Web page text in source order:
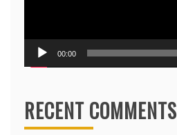
00:00
RECENT COMMENTS